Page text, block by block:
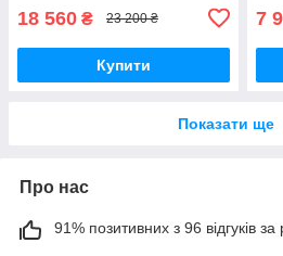
18 560 ₴ 23 200 ₴
Купити
7
Показати ще
Про нас
91% позитивних з 96 відгуків за